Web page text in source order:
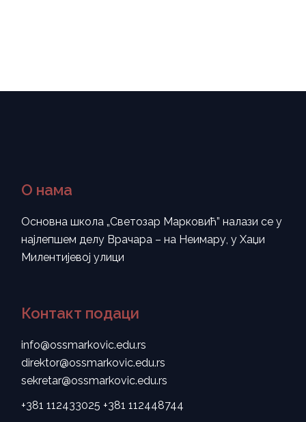
О нама
Основна школа „Светозар Марковић” налази се у
најлепшем делу Врачара – на Неимару, у Хаџи
Милентијевој улици
Контакт подаци
info@ossmarkovic.edu.rs
direktor@ossmarkovic.edu.rs
sekretar@ossmarkovic.edu.rs
+381 112433025 +381 112448744